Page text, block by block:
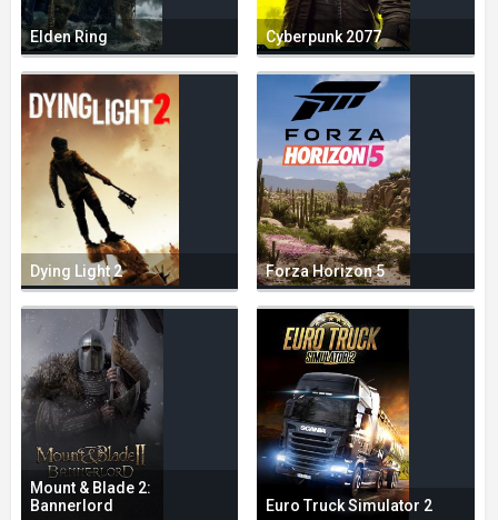
Elden Ring Cyberpunk 2077
Dying Light 2 Forza Horizon 5
Mount & Blade 2:
Bannerlord
Euro Truck Simulator 2